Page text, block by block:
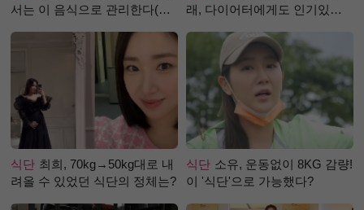
서는 이 음식으로 관리한다(생
래, 다이어터에게도 인기있는
식단 최희, 70kg→50kg대로 내
려올 수 있었던 식단의 정체는?
식단 소유, 운동없이 8KG 감량!
이 '식단'으로 가능했다?